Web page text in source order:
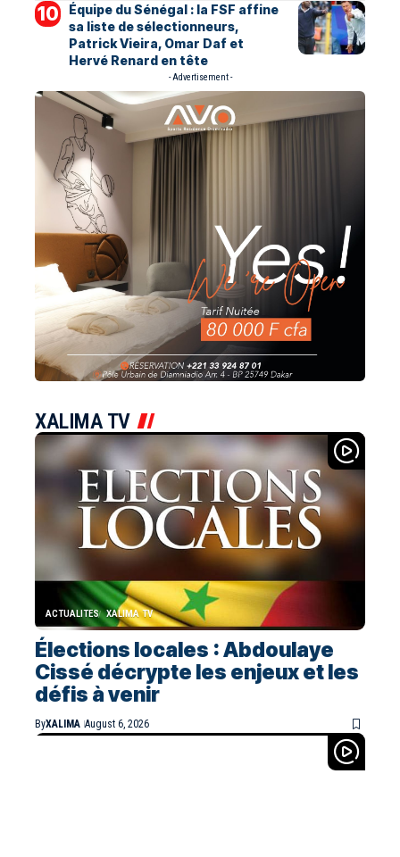
Équipe du Sénégal : la FSF affine
sa liste de sélectionneurs,
Patrick Vieira, Omar Daf et
Hervé Renard en tête
- Advertisement -
XALIMA TV
ACTUALITES XALIMA TV
Élections locales : Abdoulaye
Cissé décrypte les enjeux et les
défis à venir
ByXALIMA August 6, 2026